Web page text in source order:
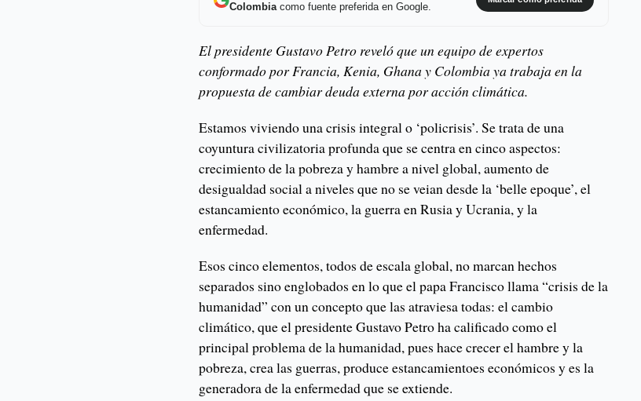
Colombiacomo fuente preferida en Google.
El presidente Gustavo Petro reveló que un equipo de expertos
conformado por Francia, Kenia, Ghana y Colombia ya trabaja en la
propuesta de cambiar deuda externa por acción climática.
Estamos viviendo una crisis integral o ‘policrisis’. Se trata de una
coyuntura civilizatoria profunda que se centra en cinco aspectos:
crecimiento de la pobreza y hambre a nivel global, aumento de
desigualdad social a niveles que no se veian desde la ‘belle epoque’, el
estancamiento económico, la guerra en Rusia y Ucrania, y la
enfermedad.
Esos cinco elementos, todos de escala global, no marcan hechos
separados sino englobados en lo que el papa Francisco llama “crisis de la
humanidad” con un concepto que las atraviesa todas: el cambio
climático, que el presidente Gustavo Petro ha calificado como el
principal problema de la humanidad, pues hace crecer el hambre y la
pobreza, crea las guerras, produce estancamientoes económicos y es la
generadora de la enfermedad que se extiende.